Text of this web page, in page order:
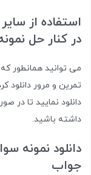
استفاده از
در کنار حل
می توانید همانطور
تمرین و مرور دانلود
دانلود نمایید تا در
داشته باشید.
دانلود نمونه
جواب